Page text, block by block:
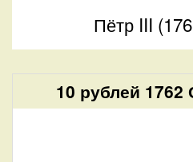
Пётр III
10 рублей 1762